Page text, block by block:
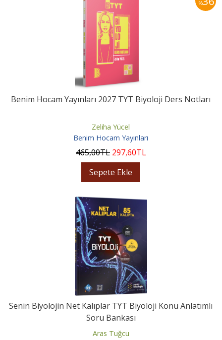
%
Benim Hocam Yayınları 2027 TYT Biyoloji Ders Notları
Zeliha Yücel
Benim Hocam Yayınları
465,00TL 297,60TL
Sepete Ekle
Senin Biyolojin Net Kalıplar TYT Biyoloji Konu Anlatımlı
Soru Bankası
Aras Tuğcu